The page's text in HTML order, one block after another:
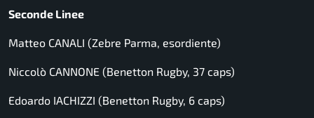
Seconde Linee
Matteo CANALI (Zebre Parma, esordiente)
Niccolò CANNONE (Benetton Rugby, 37 caps)
Edoardo IACHIZZI (Benetton Rugby, 6 caps)